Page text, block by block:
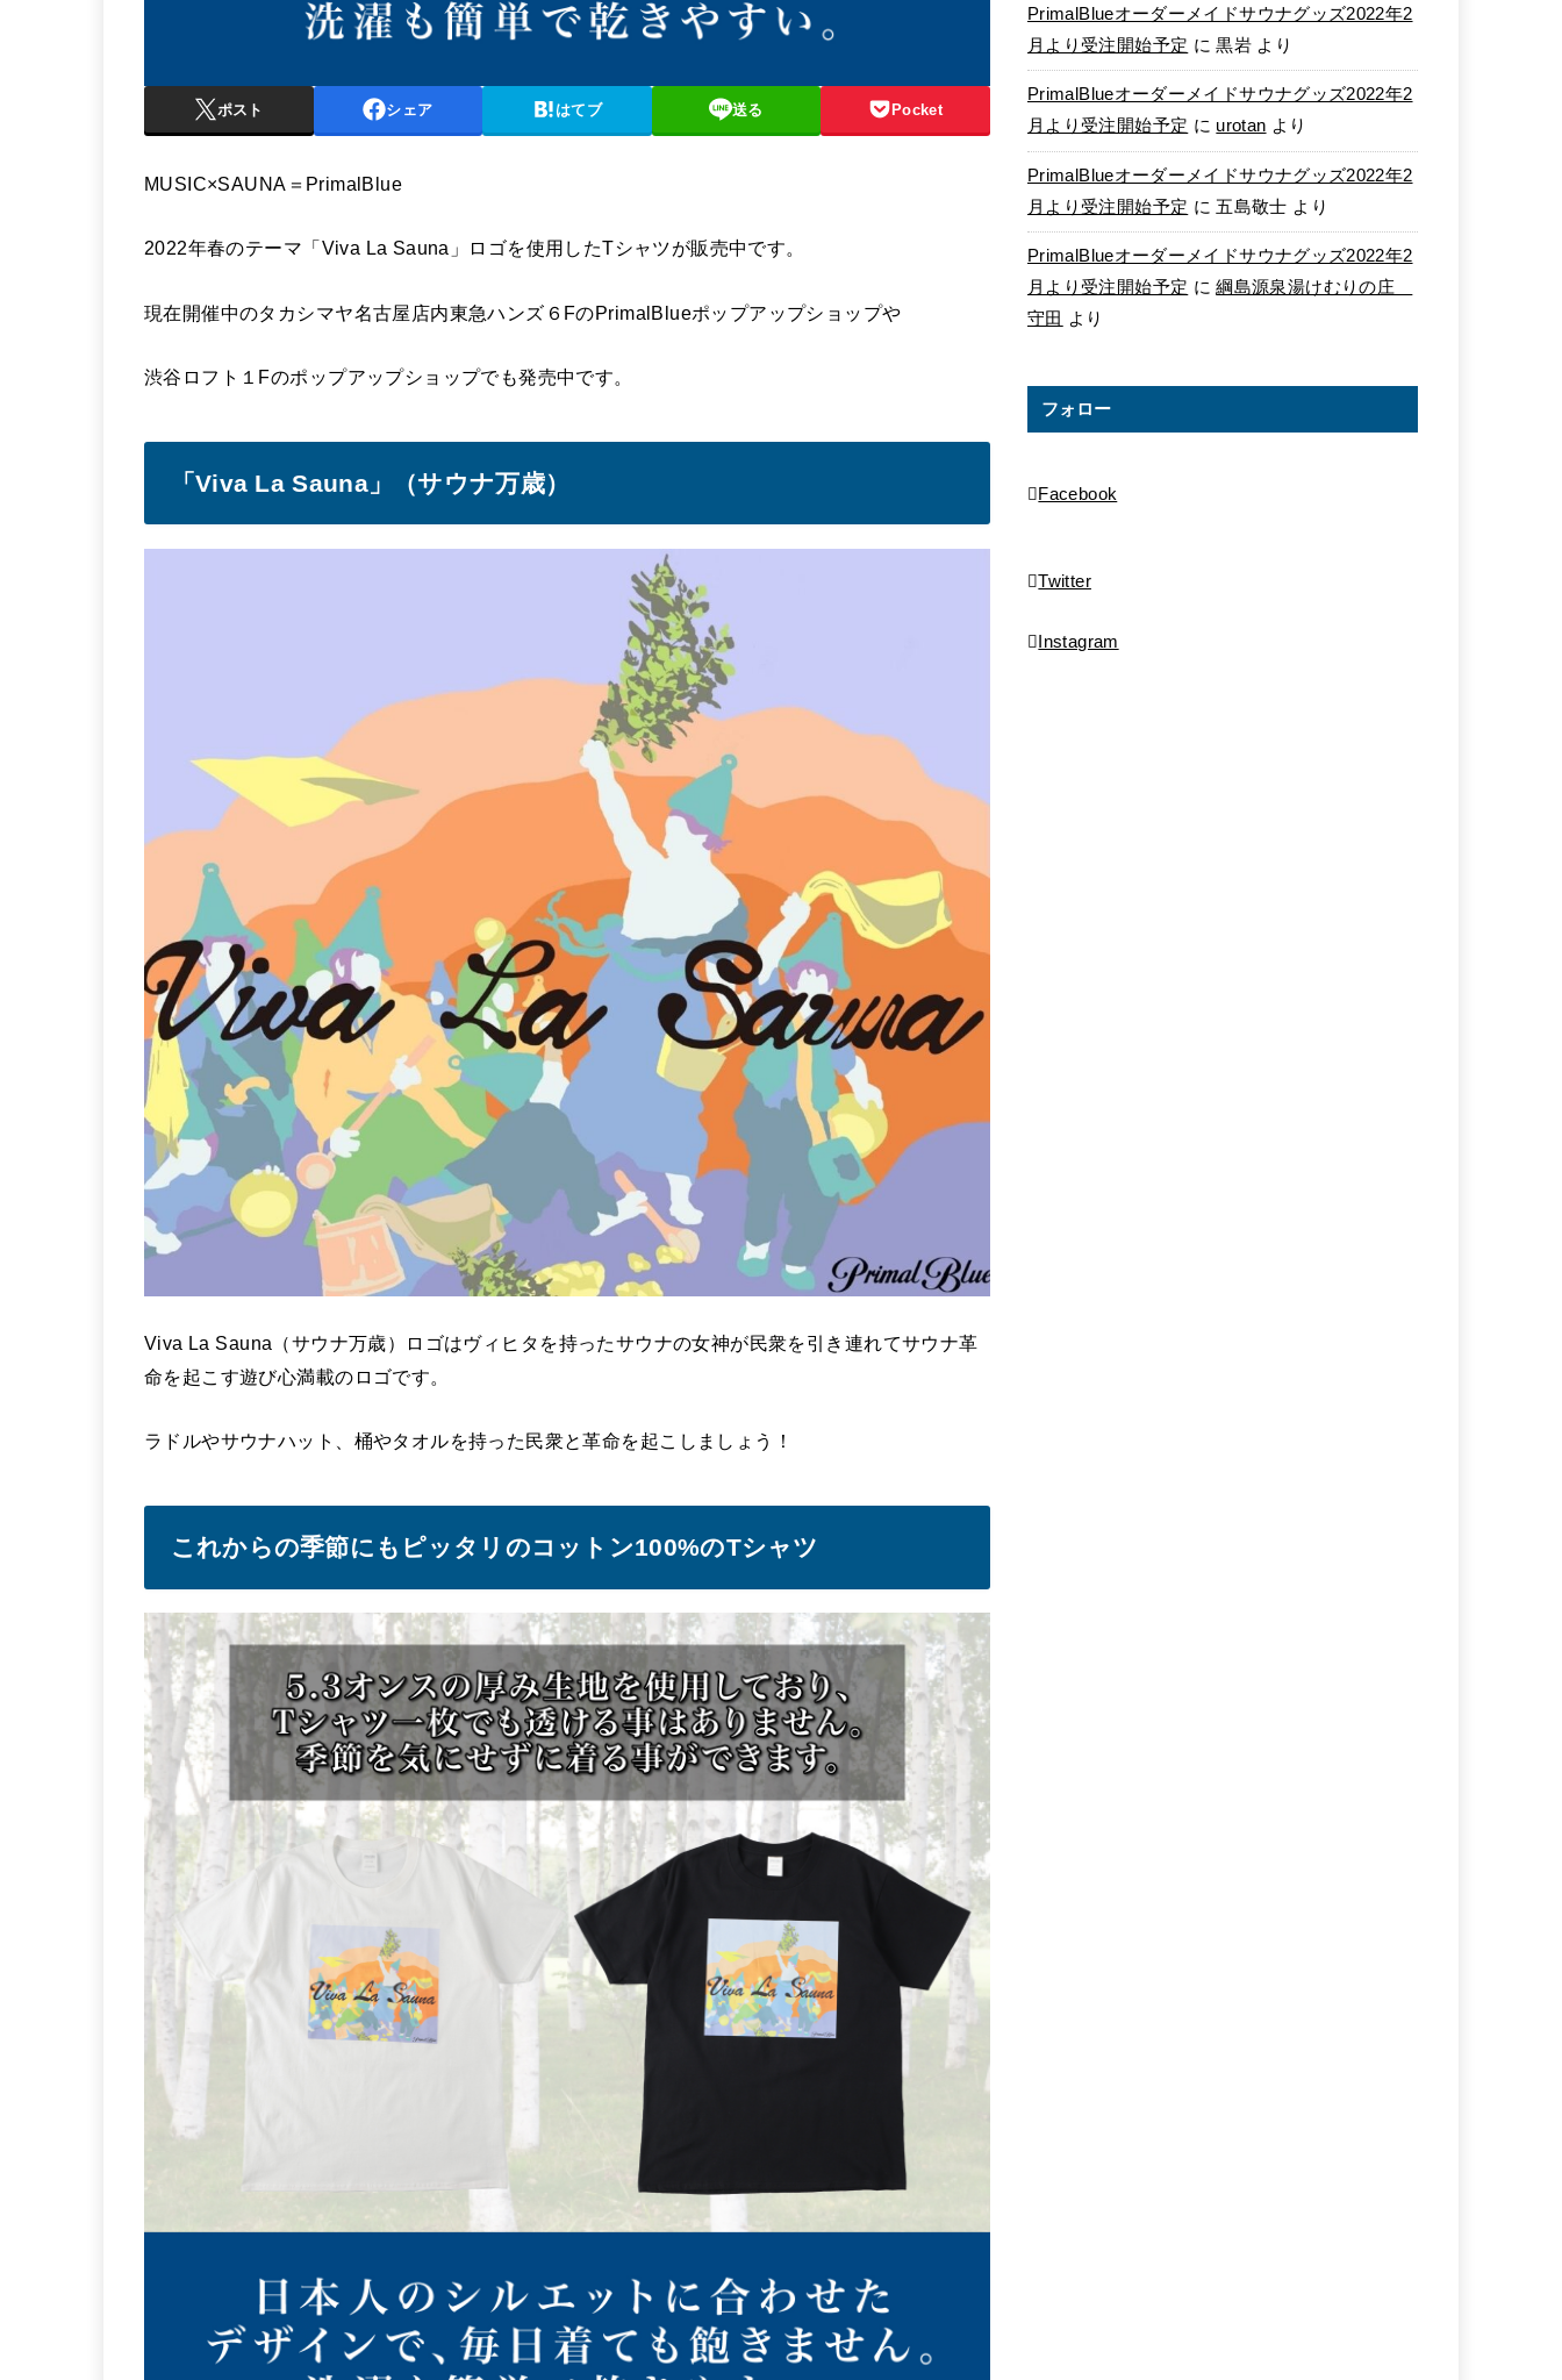
ポスト シェア はてブ 送る Pocket
MUSIC×SAUNA＝PrimalBlue
2022年春のテーマ「Viva La Sauna」ロゴを使用したTシャツが販売中です。
現在開催中のタカシマヤ名古屋店内東急ハンズ６FのPrimalBlueポップアップショップや
渋谷ロフト１Fのポップアップショップでも発売中です。
「Viva La Sauna」（サウナ万歳）
Viva La Sauna（サウナ万歳）ロゴはヴィヒタを持ったサウナの女神が民衆を引き連れてサウナ革
命を起こす遊び心満載のロゴです。
ラドルやサウナハット、桶やタオルを持った民衆と革命を起こしましょう！
これからの季節にもピッタリのコットン100%のTシャツ
PrimalBlueオーダーメイドサウナグッズ2022年2
月より受注開始予定 に黒岩 より
PrimalBlueオーダーメイドサウナグッズ2022年2
月より受注開始予定 に urotan より
PrimalBlueオーダーメイドサウナグッズ2022年2
月より受注開始予定 に 五島敬士 より
PrimalBlueオーダーメイドサウナグッズ2022年2
月より受注開始予定 に綱島源泉湯けむりの庄
守田
より
フォロー
Facebook
Twitter
Instagram